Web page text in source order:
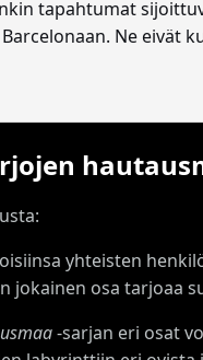
tapahtumat
Ne eivät
yhteisten
jokainen osa tarjoaa
-sarjan eri osat